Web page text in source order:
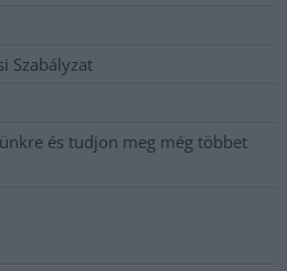
Szabályzat
és tudjon meg még többet